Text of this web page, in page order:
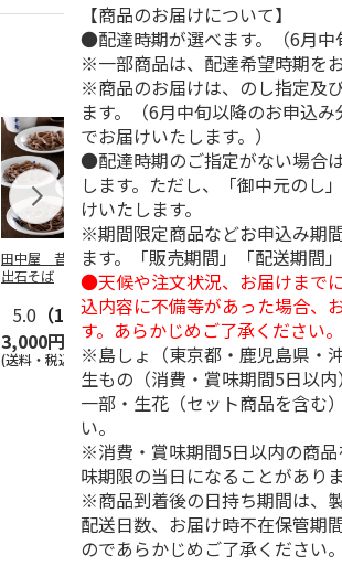
田中屋 昔ながらの
出石そば
5.0 （1）
3,000円
(送料・税込)
ご自宅用 信州半な
まそば８人前
5.0（1）
2,380円
(送料・税込)
出雲そ
5.0
3,000
(送料・
【商品のお届けについて】
●配達時期が選べます。（6月中
※一部商品は、配達希望時期を
※商品のお届けは、のし指定及
ます。（6月中旬以降のお申込
でお届けいたします。）
●配達時期のご指定がない場合
します。ただし、「御中元のし
けいたします。
※期間限定商品などお申込み期
ます。「販売期間」「配送期間
●天候や注文状況、お届けまで
込内容に不備等があった場合、
す。あらかじめご了承ください。
※島しょ（東京都・鹿児島県・
生もの（消費・賞味期間5日以
一部・生花（セット商品を含む
い。
※消費・賞味期間5日以内の商
味期限の当日になることがあり
※商品到着後の日持ち期間は、
配送日数、お届け時不在保管期
のであらかじめご了承ください。